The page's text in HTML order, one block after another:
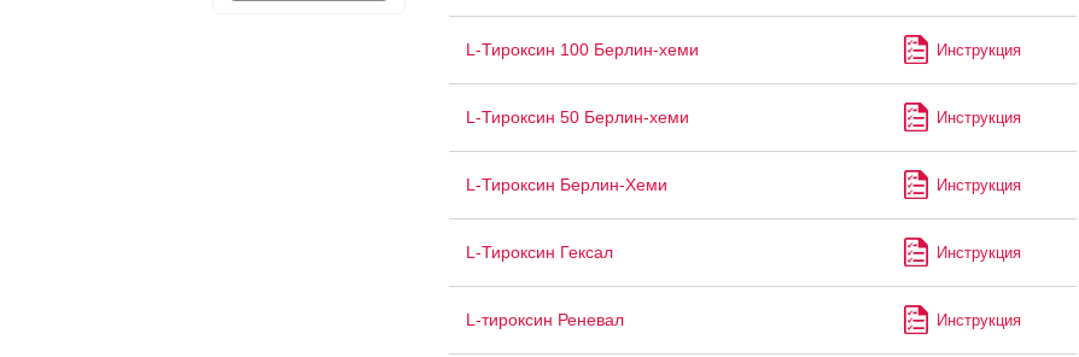
L-Тироксин 100 Берлин-хеми Инструкция
L-Тироксин 50 Берлин-хеми Инструкция
L-Тироксин Берлин-Хеми Инструкция
L-Тироксин Гексал Инструкция
L-тироксин Реневал Инструкция